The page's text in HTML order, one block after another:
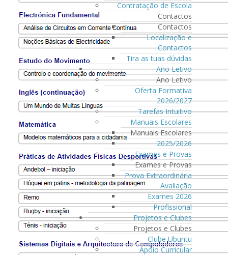
Contratação de Escola
Contactos
Contactos
Localização e
Contactos
Tira as tuas dúvidas
Ano Letivo
Ano Letivo
Oferta Formativa
2026/2027
Tarefas Intuitivo
Manuais Escolares
Manuais Escolares
2025/2026
Exames e Provas
Exames e Provas
Prova Extraordinária
Avaliação
Exames 2026
Profissional
Projetos e Clubes
Projetos e Clubes
Clube Ubuntu
Apoio Curricular